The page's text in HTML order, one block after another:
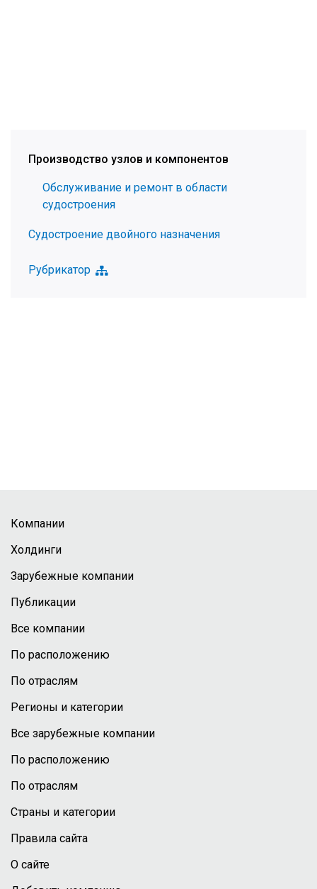
Производство узлов и компонентов
Обслуживание и ремонт в области
судостроения
Судостроение двойного назначения
Рубрикатор
Компании
Холдинги
Зарубежные компании
Публикации
Все компании
По расположению
По отраслям
Регионы и категории
Все зарубежные компании
По расположению
По отраслям
Страны и категории
Правила сайта
О сайте